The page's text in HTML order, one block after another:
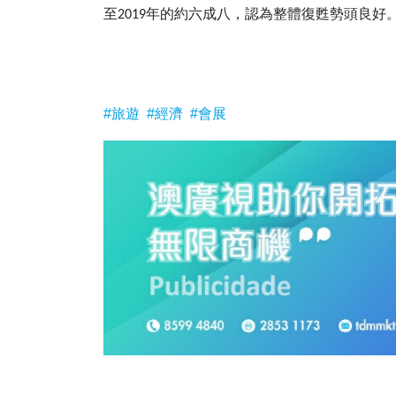
至2019年的約六成八，認為整體復甦勢頭良好
#旅遊 #經濟 #會展